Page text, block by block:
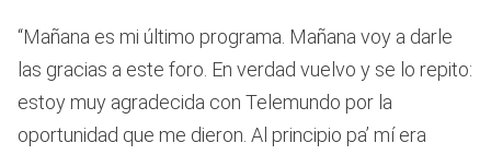
“Mañana es mi último programa. Mañana voy a darle
las gracias a este foro. En verdad vuelvo y se lo repito:
estoy muy agradecida con Telemundo por la
oportunidad que me dieron. Al principio pa’ mí era